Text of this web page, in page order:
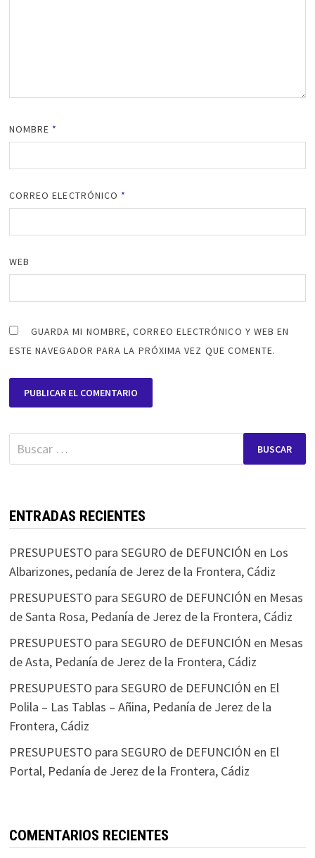
NOMBRE *
CORREO ELECTRÓNICO *
WEB
GUARDA MI NOMBRE, CORREO ELECTRÓNICO Y WEB EN
ESTE NAVEGADOR PARA LA PRÓXIMA VEZ QUE COMENTE.
Buscar:
ENTRADAS RECIENTES
PRESUPUESTO para SEGURO de DEFUNCIÓN en Los
Albarizones, pedanía de Jerez de la Frontera, Cádiz
PRESUPUESTO para SEGURO de DEFUNCIÓN en Mesas
de Santa Rosa, Pedanía de Jerez de la Frontera, Cádiz
PRESUPUESTO para SEGURO de DEFUNCIÓN en Mesas
de Asta, Pedanía de Jerez de la Frontera, Cádiz
PRESUPUESTO para SEGURO de DEFUNCIÓN en El
Polila – Las Tablas – Añina, Pedanía de Jerez de la
Frontera, Cádiz
PRESUPUESTO para SEGURO de DEFUNCIÓN en El
Portal, Pedanía de Jerez de la Frontera, Cádiz
COMENTARIOS RECIENTES